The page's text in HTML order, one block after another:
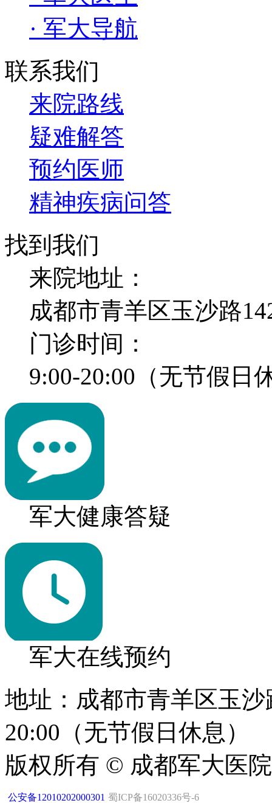
· 军大导航
联系我们
来院路线
疑难解答
预约医师
精神疾病问答
找到我们
来院地址：
成都市青羊区玉沙路
门诊时间：
9:00-20:00（无节假日
军大健康答疑
军大在线预约
地址：成都市青羊区玉
20:00（无节假日休息）
版权所有 © 成都军大医
公安备12010202000301 蜀ICP备16020336号-6